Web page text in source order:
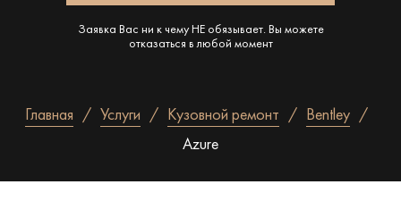
Заявка Вас ни к чему НЕ обязывает. Вы можете
отказаться в любой момент
Главная Услуги Кузовной ремонт
Bentley
Azure